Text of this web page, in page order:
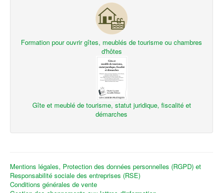
Formation pour ouvrir gîtes, meublés de tourisme ou chambres
d'hôtes
Gîte et meublé de tourisme, statut juridique, fiscalité et
démarches
Mentions légales, Protection des données personnelles (RGPD) et
Responsabilité sociale des entreprises (RSE)
Conditions générales de vente